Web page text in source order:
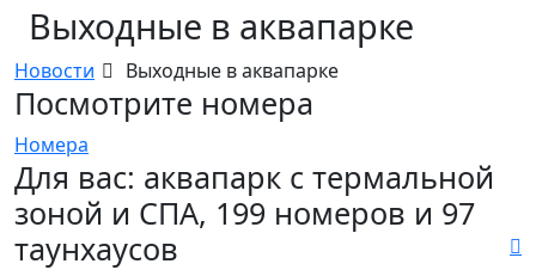
Выходные в аквапарке
Новости Выходные в аквапарке
Посмотрите номера
Номера
Для вас: аквапарк с термальной
зоной и СПА, 199 номеров и 97
таунхаусов